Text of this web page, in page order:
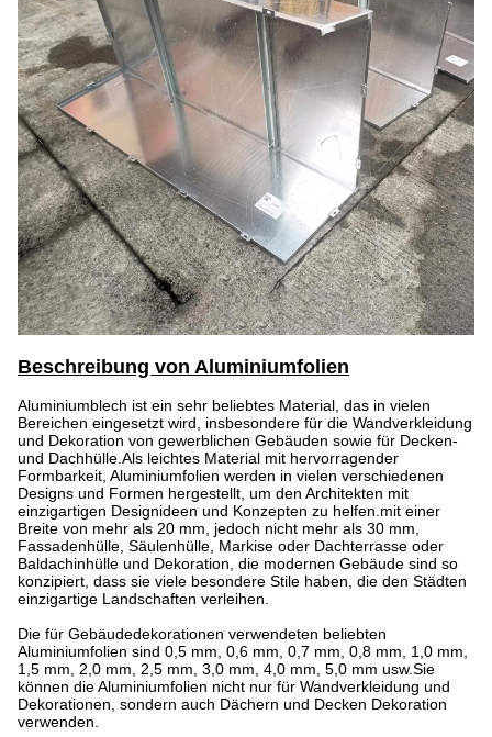
Beschreibung von Aluminiumfolien
Aluminiumblech ist ein sehr beliebtes Material, das in vielen
Bereichen eingesetzt wird, insbesondere für die Wandverkleidung
und Dekoration von gewerblichen Gebäuden sowie für Decken-
und Dachhülle.Als leichtes Material mit hervorragender
Formbarkeit, Aluminiumfolien werden in vielen verschiedenen
Designs und Formen hergestellt, um den Architekten mit
einzigartigen Designideen und Konzepten zu helfen.mit einer
Breite von mehr als 20 mm, jedoch nicht mehr als 30 mm,
Fassadenhülle, Säulenhülle, Markise oder Dachterrasse oder
Baldachinhülle und Dekoration, die modernen Gebäude sind so
konzipiert, dass sie viele besondere Stile haben, die den Städten
einzigartige Landschaften verleihen.
Die für Gebäudedekorationen verwendeten beliebten
Aluminiumfolien sind 0,5 mm, 0,6 mm, 0,7 mm, 0,8 mm, 1,0 mm,
1,5 mm, 2,0 mm, 2,5 mm, 3,0 mm, 4,0 mm, 5,0 mm usw.Sie
können die Aluminiumfolien nicht nur für Wandverkleidung und
Dekorationen, sondern auch Dächern und Decken Dekoration
verwenden.